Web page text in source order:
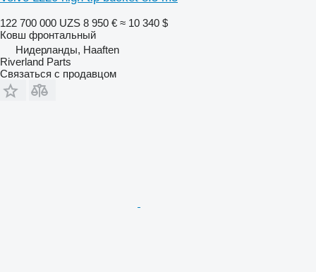
122 700 000 UZS 8 950 € ≈ 10 340 $
Ковш фронтальный
Нидерланды, Haaften
Riverland Parts
Связаться с продавцом